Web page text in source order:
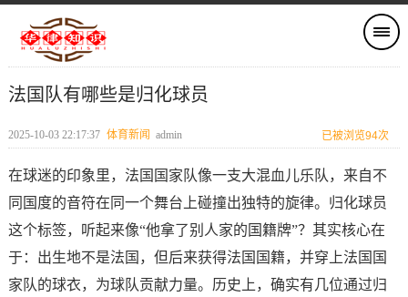
法国队有哪些是归化球员
2025-10-03 22:17:37 体育新闻 admin 已被浏览94次
在球迷的印象里，法国国家队像一支大混血儿乐队，来自不
同国度的音符在同一个舞台上碰撞出独特的旋律。归化球员
这个标签，听起来像“他拿了别人家的国籍牌”？其实核心在
于：出生地不是法国，但后来获得法国国籍，并穿上法国国
家队的球衣，为球队贡献力量。历史上，确实有几位通过归